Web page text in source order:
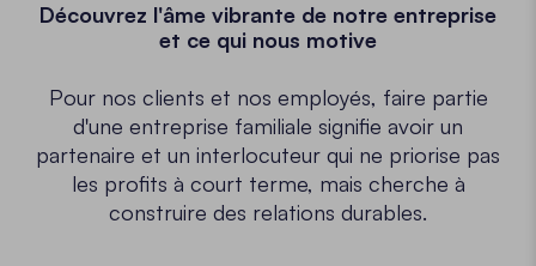
Découvrez l'âme vibrante de notre entreprise
et ce qui nous motive
Pour nos clients et nos employés, faire partie
d'une entreprise familiale signifie avoir un
partenaire et un interlocuteur qui ne priorise pas
les profits à court terme, mais cherche à
construire des relations durables.